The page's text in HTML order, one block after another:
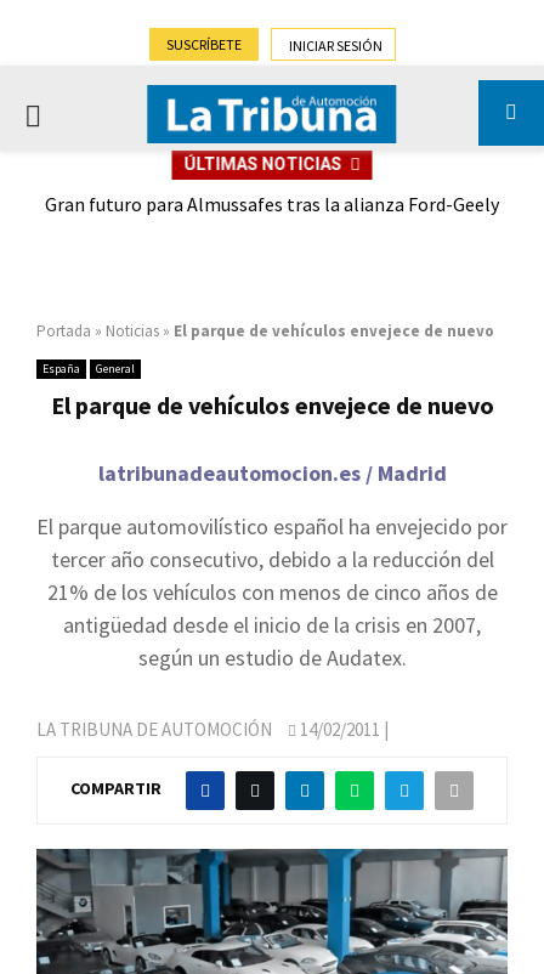
SUSCRÍBETE INICIAR SESIÓN
PRIMARY
ÚLTIMAS NOTICIAS
Gran futuro para Almussafes tras la alianza Ford-Geely
Portada » Noticias » El parque de vehículos envejece de nuevo
España General
El parque de vehículos envejece de nuevo
latribunadeautomocion.es / Madrid
El parque automovilístico español ha envejecido por
tercer año consecutivo, debido a la reducción del
21% de los vehículos con menos de cinco años de
antigüedad desde el inicio de la crisis en 2007,
según un estudio de Audatex.
LA TRIBUNA DE AUTOMOCIÓN 14/02/2011 |
COMPARTIR